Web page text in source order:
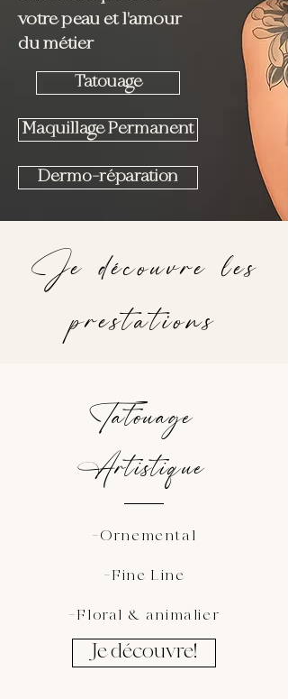
votre peau et l'amour
du métier
Tatouage
Maquillage Permanent
Dermo-réparation
Je découvre les
prestations
Tatouage
Artistique
-Ornemental
-Fine Line
-Floral & animalier
Je découvre!